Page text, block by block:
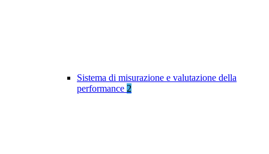
Sistema di misurazione e valutazione della
performance 2